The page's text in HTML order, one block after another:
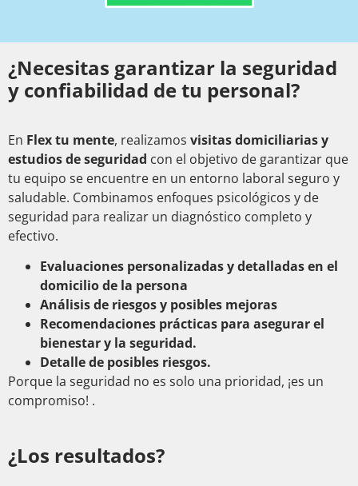
¿Necesitas garantizar la seguridad
y confiabilidad de tu personal?
En Flex tu mente, realizamos visitas domiciliarias y
estudios de seguridad con el objetivo de garantizar que
tu equipo se encuentre en un entorno laboral seguro y
saludable. Combinamos enfoques psicológicos y de
seguridad para realizar un diagnóstico completo y
efectivo.
Evaluaciones personalizadas y detalladas en el
domicilio de la persona
Análisis de riesgos y posibles mejoras
Recomendaciones prácticas para asegurar el
bienestar y la seguridad.
Detalle de posibles riesgos.
Porque la seguridad no es solo una prioridad, ¡es un
compromiso! .
¿Los resultados?